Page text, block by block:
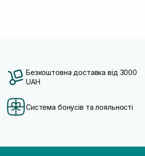
Безкоштовна доставка від 3000
UAH
Система бонусів та лояльності